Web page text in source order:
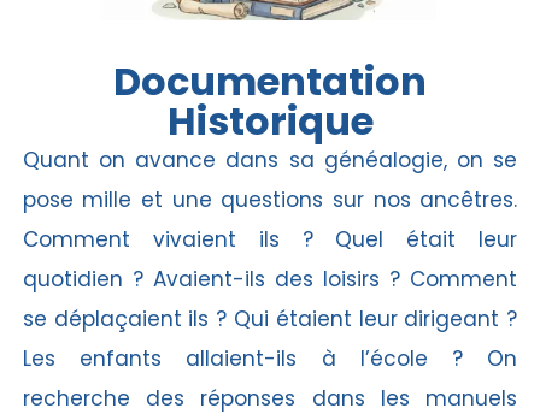
Documentation
Historique
Quant on avance dans sa généalogie, on se
pose mille et une questions sur nos ancêtres.
Comment vivaient ils ? Quel était leur
quotidien ? Avaient-ils des loisirs ? Comment
se déplaçaient ils ? Qui étaient leur dirigeant ?
Les enfants allaient-ils à l’école ? On
recherche des réponses dans les manuels